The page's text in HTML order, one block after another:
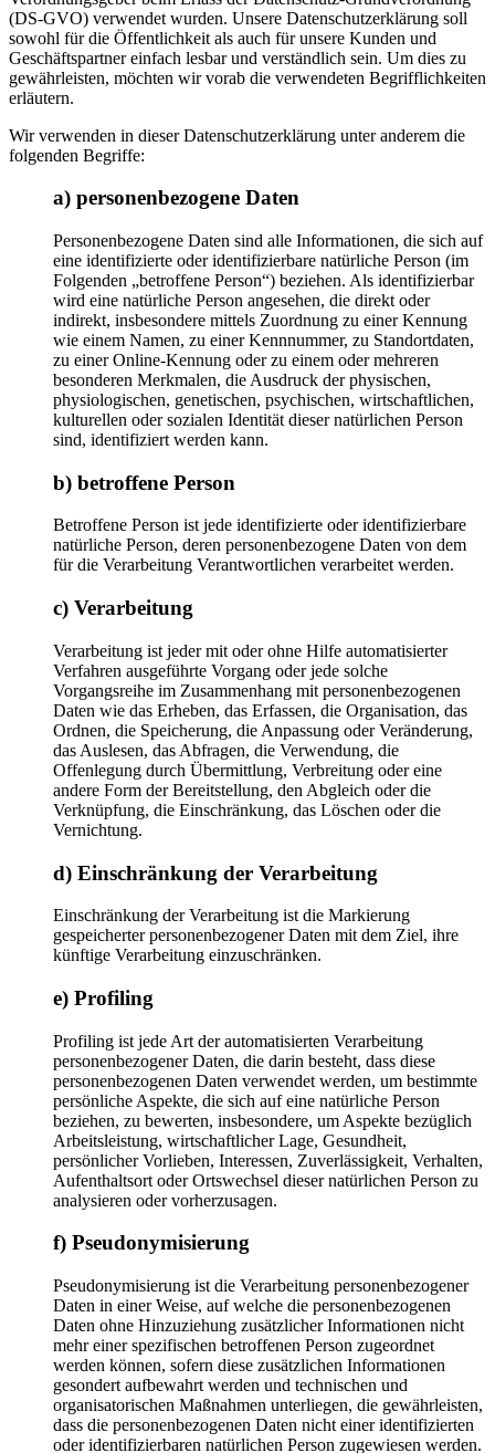
(DS-GVO) verwendet wurden. Unsere Datenschutzerklärung soll
sowohl für die Öffentlichkeit als auch für unsere Kunden und
Geschäftspartner einfach lesbar und verständlich sein. Um dies zu
gewährleisten, möchten wir vorab die verwendeten Begrifflichkeiten
erläutern.
Wir verwenden in dieser Datenschutzerklärung unter anderem die
folgenden Begriffe:
a) personenbezogene Daten
Personenbezogene Daten sind alle Informationen, die sich auf
eine identifizierte oder identifizierbare natürliche Person (im
Folgenden „betroffene Person“) beziehen. Als identifizierbar
wird eine natürliche Person angesehen, die direkt oder
indirekt, insbesondere mittels Zuordnung zu einer Kennung
wie einem Namen, zu einer Kennnummer, zu Standortdaten,
zu einer Online-Kennung oder zu einem oder mehreren
besonderen Merkmalen, die Ausdruck der physischen,
physiologischen, genetischen, psychischen, wirtschaftlichen,
kulturellen oder sozialen Identität dieser natürlichen Person
sind, identifiziert werden kann.
b) betroffene Person
Betroffene Person ist jede identifizierte oder identifizierbare
natürliche Person, deren personenbezogene Daten von dem
für die Verarbeitung Verantwortlichen verarbeitet werden.
c) Verarbeitung
Verarbeitung ist jeder mit oder ohne Hilfe automatisierter
Verfahren ausgeführte Vorgang oder jede solche
Vorgangsreihe im Zusammenhang mit personenbezogenen
Daten wie das Erheben, das Erfassen, die Organisation, das
Ordnen, die Speicherung, die Anpassung oder Veränderung,
das Auslesen, das Abfragen, die Verwendung, die
Offenlegung durch Übermittlung, Verbreitung oder eine
andere Form der Bereitstellung, den Abgleich oder die
Verknüpfung, die Einschränkung, das Löschen oder die
Vernichtung.
d) Einschränkung der Verarbeitung
Einschränkung der Verarbeitung ist die Markierung
gespeicherter personenbezogener Daten mit dem Ziel, ihre
künftige Verarbeitung einzuschränken.
e) Profiling
Profiling ist jede Art der automatisierten Verarbeitung
personenbezogener Daten, die darin besteht, dass diese
personenbezogenen Daten verwendet werden, um bestimmte
persönliche Aspekte, die sich auf eine natürliche Person
beziehen, zu bewerten, insbesondere, um Aspekte bezüglich
Arbeitsleistung, wirtschaftlicher Lage, Gesundheit,
persönlicher Vorlieben, Interessen, Zuverlässigkeit, Verhalten,
Aufenthaltsort oder Ortswechsel dieser natürlichen Person zu
analysieren oder vorherzusagen.
f) Pseudonymisierung
Pseudonymisierung ist die Verarbeitung personenbezogener
Daten in einer Weise, auf welche die personenbezogenen
Daten ohne Hinzuziehung zusätzlicher Informationen nicht
mehr einer spezifischen betroffenen Person zugeordnet
werden können, sofern diese zusätzlichen Informationen
gesondert aufbewahrt werden und technischen und
organisatorischen Maßnahmen unterliegen, die gewährleisten,
dass die personenbezogenen Daten nicht einer identifizierten
oder identifizierbaren natürlichen Person zugewiesen werden.